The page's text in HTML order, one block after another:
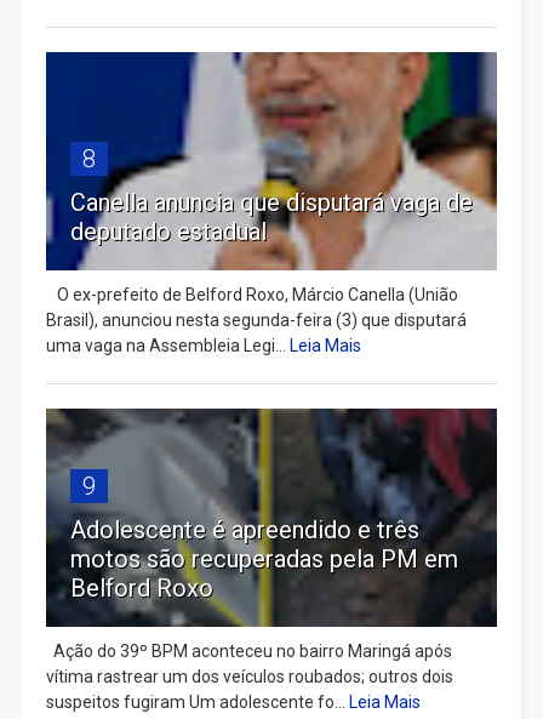
8
Canella anuncia que disputará vaga de
deputado estadual
​ O ex-prefeito de Belford Roxo, Márcio Canella (União
Brasil), anunciou nesta segunda-feira (3) que disputará
uma vaga na Assembleia Legi...
Leia Mais
9
Adolescente é apreendido e três
motos são recuperadas pela PM em
Belford Roxo
Ação do 39º BPM aconteceu no bairro Maringá após
vítima rastrear um dos veículos roubados; outros dois
suspeitos fugiram Um adolescente fo...
Leia Mais